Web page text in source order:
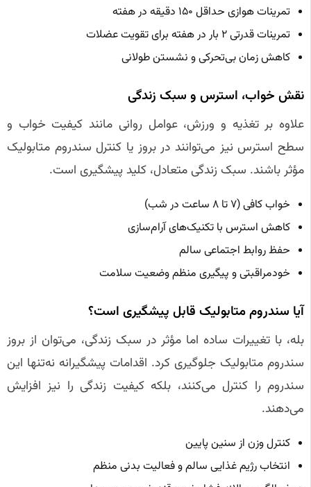
تمرینات هوازی حداقل ۱۵۰ دقیقه در هفته
تمرینات قدرتی ۲ بار در هفته برای تقویت عضلات
کاهش زمان بی‌تحرکی و نشستن طولانی
نقش خواب، استرس و سبک زندگی
علاوه بر تغذیه و ورزش، عوامل روانی مانند کیفیت خواب و
سطح استرس نیز می‌توانند در بروز یا کنترل سندروم متابولیک
مؤثر باشند. سبک زندگی متعادل، کلید پیشگیری است.
خواب کافی (۷ تا ۸ ساعت در شب)
کاهش استرس با تکنیک‌های آرام‌سازی
حفظ روابط اجتماعی سالم
خودمراقبتی و پیگیری منظم وضعیت سلامت
آیا سندروم متابولیک قابل پیشگیری است؟
بله، با تغییرات ساده اما مؤثر در سبک زندگی، می‌توان از بروز
سندروم متابولیک جلوگیری کرد. اقدامات پیشگیرانه نه‌تنها این
سندروم را کنترل می‌کنند، بلکه کیفیت زندگی را نیز افزایش
می‌دهند.
کنترل وزن از سنین پایین
انتخاب رژیم غذایی سالم و فعالیت بدنی منظم